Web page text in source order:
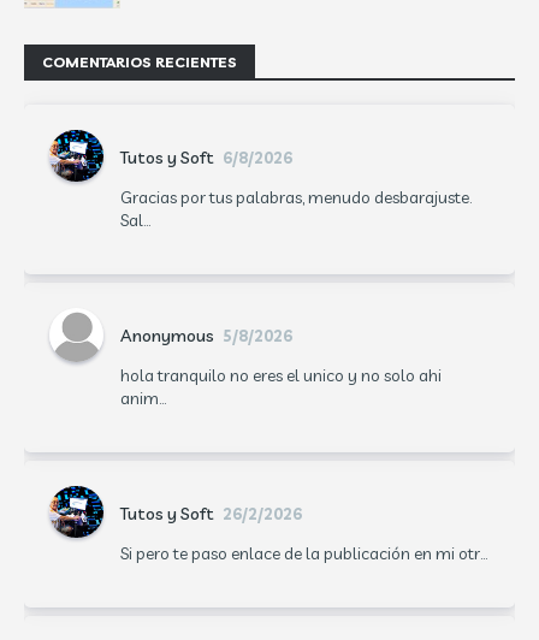
COMENTARIOS RECIENTES
Tutos y Soft 6/8/2026
Gracias por tus palabras, menudo desbarajuste.
Sal...
Anonymous 5/8/2026
hola tranquilo no eres el unico y no solo ahi
anim...
Tutos y Soft 26/2/2026
Si pero te paso enlace de la publicación en mi otr...